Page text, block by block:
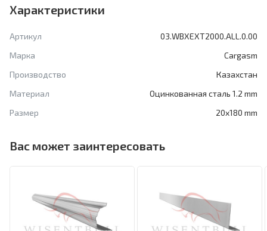
Характеристики
Артикул
03.WBXEXT2000.ALL.0.00
Марка
Cargasm
Производство
Казахстан
Материал
Оцинкованная сталь 1.2 mm
Размер
20x180 mm
Вас может заинтересовать